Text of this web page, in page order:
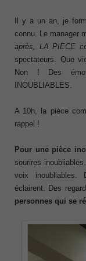
Il y a un an, je
connu. Le manager
après, LA PIECE
spectateurs. Que
Non ! Des
INOUBLIABLES.
A 10h, la pièce
rappel !
Pour une pièce
sourires
voix inoubliables.
éclairent. Des
personnes qui se